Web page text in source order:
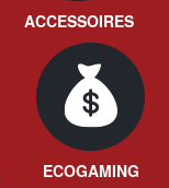
ACCESSOIRES
ECOGAMING